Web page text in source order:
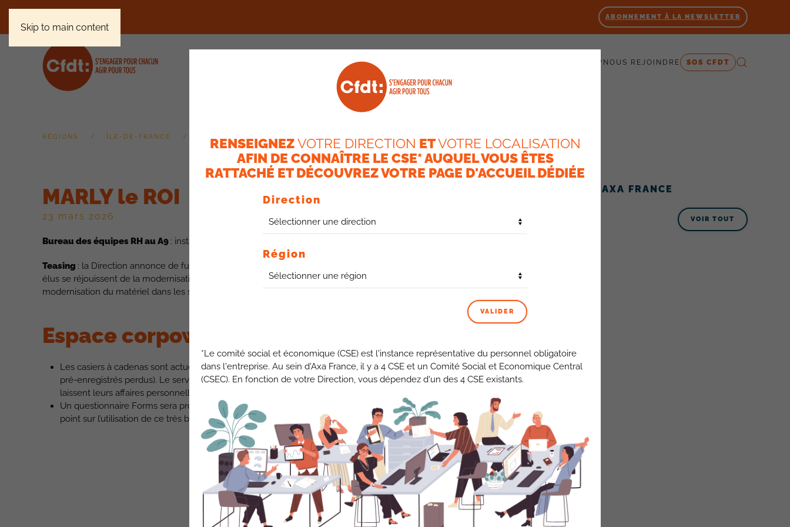
Skip to main content
ABONNEMENT À LA NEWSLETTER
ACTUALITÉSRESSOURCES QUI SOMMES-NOUS ? NOUS REJOINDRE SOS CFDT
RÉGIONS ÎLE-DE-FRANCE
MARLY le ROI
23 mars 2026
Bureau des équipes RH au A9 : installation d’une table collaborative.
Teasing : la Direction annonce de futurs projets sur Marly qui nous seront présentés dans les mois à venir. Vos
élus se réjouissent de la modernisation du site confirmant sa pérennité et réclament notamment une
modernisation du matériel dans les salles de réunion. Nous vous tiendrons informés !
Espace corpoworking au B5
Les casiers à cadenas sont actuellement inutilisables faute d’obtenir le process auprès du fournisseur (codes
pré-enregistrés perdus). Le service implantations recherche une solution pour éviter que les salariés ne
laissent leurs affaires personnelles sur les bureaux lorsqu’ils s’absentent notamment le midi pour déjeuner.
Un questionnaire Forms sera prochainement envoyé aux salariés de Marly pour recueillir leur avis et faire un
point sur l’utilisation de ce très bel espace.
ACTUALITÉS AXA FRANCE
VOIR TOUT
PRÉCÉDENT SUIVANT
RENSEIGNEZVOTRE DIRECTION ETVOTRE LOCALISATION
AFIN DE CONNAÎTRE LE CSE* AUQUEL VOUS ÊTES
RATTACHÉ ET DÉCOUVREZ VOTRE PAGE D'ACCUEIL DÉDIÉE
Direction
Région
VALIDER
*Le comité social et économique (CSE) est l'instance représentative du personnel obligatoire
dans l'entreprise. Au sein d'Axa France, il y a 4 CSE et un Comité Social et Economique Central
(CSEC). En fonction de votre Direction, vous dépendez d'un des 4 CSE existants.